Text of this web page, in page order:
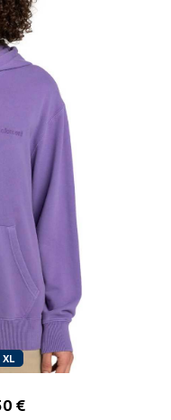
XL
€